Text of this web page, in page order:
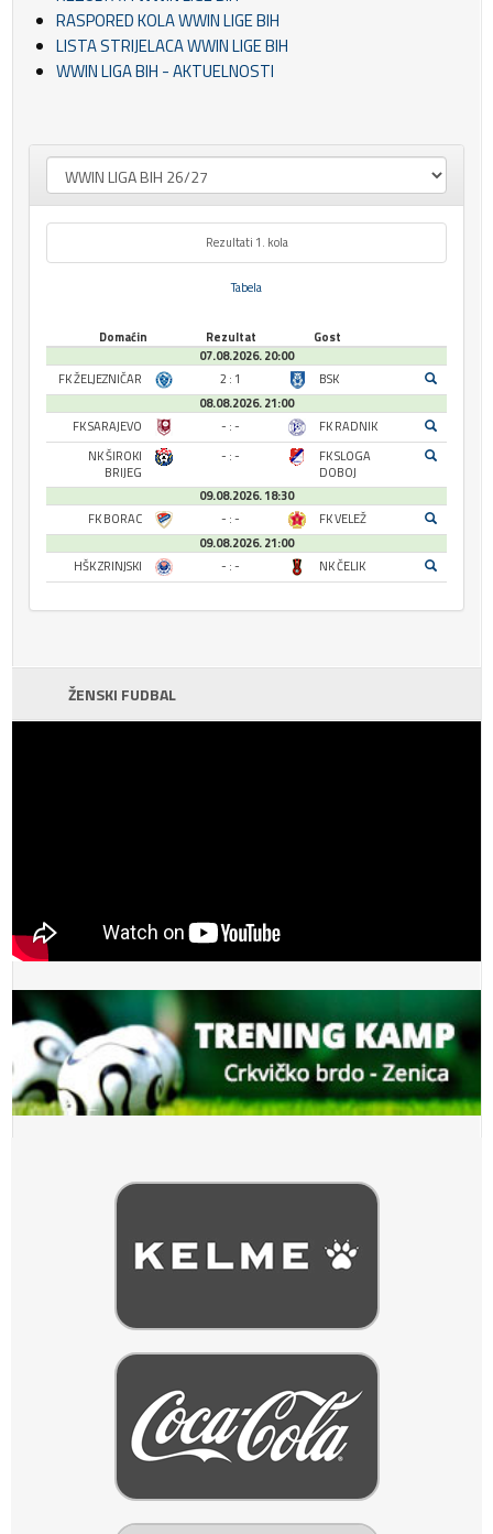
RASPORED KOLA WWIN LIGE BIH
LISTA STRIJELACA WWIN LIGE BIH
WWIN LIGA BIH - AKTUELNOSTI
Rezultati 1. kola
Tabela
Domaćin Rezultat
Gost
07.08.2026. 20:00
FK ŽELJEZNIČAR
2 : 1
BSK
08.08.2026. 21:00
FK SARAJEVO
- : -
FK RADNIK
NK ŠIROKI
BRIJEG
- : -
FK SLOGA
DOBOJ
09.08.2026. 18:30
FK BORAC
- : -
FK VELEŽ
09.08.2026. 21:00
HŠK ZRINJSKI
- : - NK ČELIK
ŽENSKI FUDBAL